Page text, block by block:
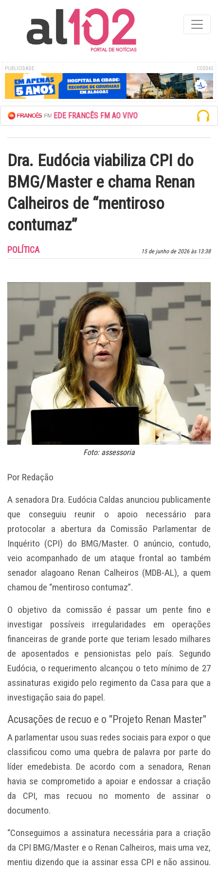
PUBLICIDADE COD345
ESCUTE A REDE FRANCÊS FM AO VIVO
Dra. Eudócia viabiliza CPI do
BMG/Master e chama Renan
Calheiros de “mentiroso
contumaz”
15 de junho de 2026 às 13:38
POLÍTICA
Foto: assessoria
Por Redação
A senadora Dra. Eudócia Caldas anunciou publicamente
que conseguiu reunir o apoio necessário para
protocolar a abertura da Comissão Parlamentar de
Inquérito (CPI) do BMG/Master. O anúncio, contudo,
veio acompanhado de um ataque frontal ao também
senador alagoano Renan Calheiros (MDB-AL), a quem
chamou de “mentiroso contumaz”.
O objetivo da comissão é passar um pente fino e
investigar possíveis irregularidades em operações
financeiras de grande porte que teriam lesado milhares
de aposentados e pensionistas pelo país. Segundo
Eudócia, o requerimento alcançou o teto mínimo de 27
assinaturas exigido pelo regimento da Casa para que a
investigação saia do papel.
Acusações de recuo e o "Projeto Renan Master"
A parlamentar usou suas redes sociais para expor o que
classificou como uma quebra de palavra por parte do
líder emedebista. De acordo com a senadora, Renan
havia se comprometido a apoiar e endossar a criação
da CPI, mas recuou no momento de assinar o
documento.
“Conseguimos a assinatura necessária para a criação
da CPI BMG/Master e o Renan Calheiros, mais uma vez,
mentiu dizendo que ia assinar essa CPI e não assinou.